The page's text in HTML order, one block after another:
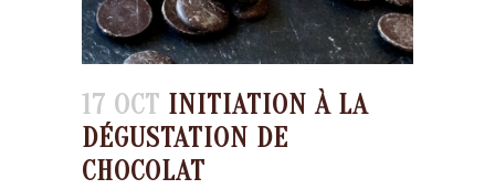
17 OCT INITIATION À LA
DÉGUSTATION DE
CHOCOLAT